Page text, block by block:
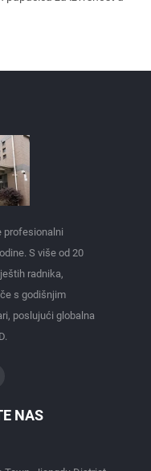
profesionalni
S više od 20
radnika,
s godišnjim
poslujući globalna
NAS